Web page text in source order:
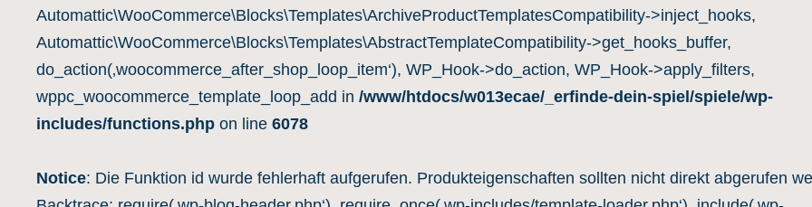
Automattic\WooCommerce\Blocks\Templates\ArchiveProductTemplatesCompatibility->inject_hooks,
Automattic\WooCommerce\Blocks\Templates\AbstractTemplateCompatibility->get_hooks_buffer,
do_action(‚woocommerce_after_shop_loop_item‘), WP_Hook->do_action, WP_Hook->apply_filters,
wppc_woocommerce_template_loop_add in /www/htdocs/w013ecae/_erfinde-dein-spiel/spiele/wp-
includes/functions.php on line 6078
Notice: Die Funktion id wurde fehlerhaft aufgerufen. Produkteigenschaften sollten nicht direkt abgerufen